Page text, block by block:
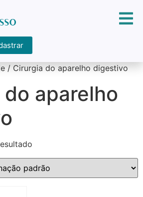
/ Cirurgia do aparelho digestivo
aparelho